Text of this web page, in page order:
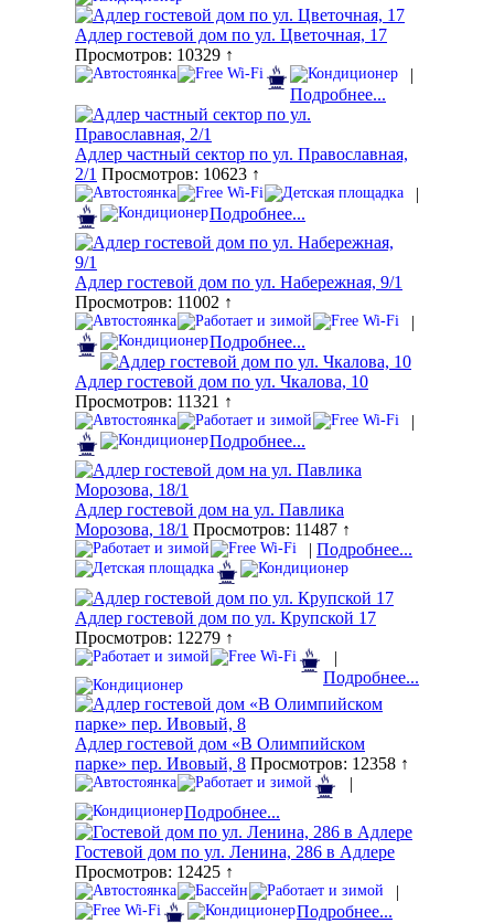
Адлер гостевой дом по ул. Цветочная, 17
Просмотров: 10329 ↑
|
Подробнее...
Адлер частный сектор по ул. Православная,
2/1 Просмотров: 10623 ↑
|
Подробнее...
Адлер гостевой дом по ул. Набережная, 9/1
Просмотров: 11002 ↑
|
Подробнее...
Адлер гостевой дом по ул. Чкалова, 10
Просмотров: 11321 ↑
|
Подробнее...
Адлер гостевой дом на ул. Павлика
Морозова, 18/1 Просмотров: 11487 ↑
| Подробнее...
Адлер гостевой дом по ул. Крупской 17
Просмотров: 12279 ↑
|
Подробнее...
Адлер гостевой дом «В Олимпийском
парке» пер. Ивовый, 8 Просмотров: 12358 ↑
|
Подробнее...
Гостевой дом по ул. Ленина, 286 в Адлере
Просмотров: 12425 ↑
|
Подробнее...